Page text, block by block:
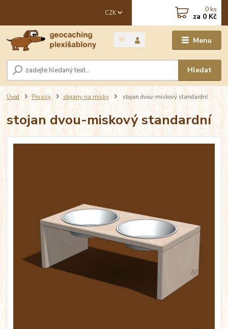
Menu
CZK
Hledat
0 ks
za 0 Kč
Úvod Pro psy stojany na misky stojan dvou-miskový standardní
stojan dvou-miskový standardní